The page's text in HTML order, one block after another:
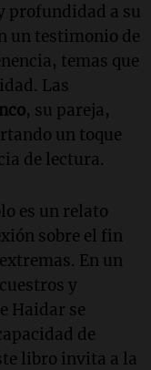
profundidad a su
un testimonio de
temas que
Las
, su pareja,
un toque
de lectura.
es un relato
sobre el fin
En un
y
Haidar se
de
libro invita a la